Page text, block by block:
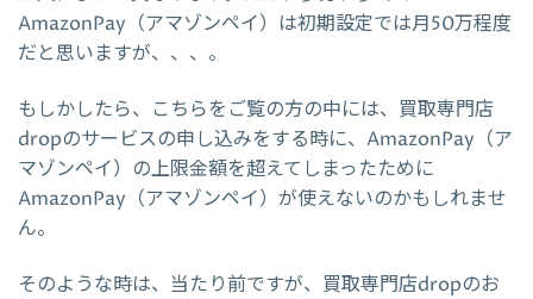
AmazonPay（アマゾンペイ）は初期設定では月50万程度
だと思いますが、、、。
もしかしたら、こちらをご覧の方の中には、買取専門店
dropのサービスの申し込みをする時に、AmazonPay（ア
マゾンペイ）の上限金額を超えてしまったために
AmazonPay（アマゾンペイ）が使えないのかもしれませ
ん。
そのような時は、当たり前ですが、買取専門店dropのお